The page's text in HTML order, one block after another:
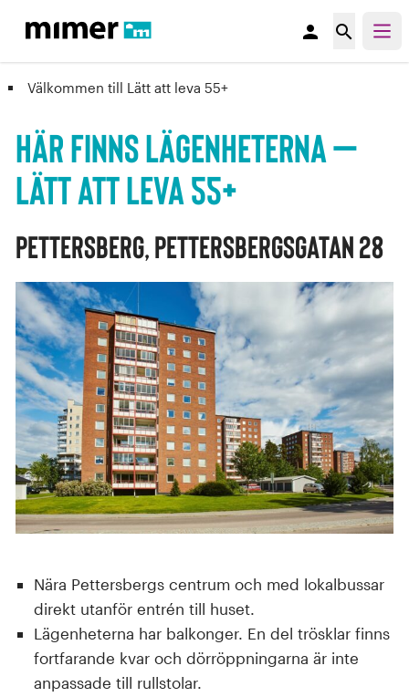
person search
Här finns lägenheterna –
Lätt att leva 55+
Välkommen till Lätt att leva 55+
Pettersberg, Pettersbergsgatan 28
Nära Pettersbergs centrum och med lokalbussar
direkt utanför entrén till huset.
Lägenheterna har balkonger. En del trösklar finns
fortfarande kvar och dörröppningarna är inte
anpassade till rullstolar.